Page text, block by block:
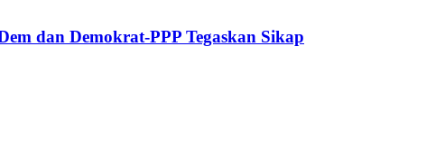
dan Demokrat-PPP Tegaskan Sikap